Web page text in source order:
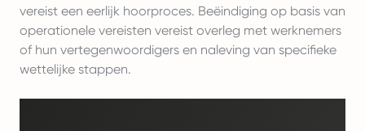
vereist een eerlijk hoorproces. Beëindiging op basis van
operationele vereisten vereist overleg met werknemers
of hun vertegenwoordigers en naleving van specifieke
wettelijke stappen.